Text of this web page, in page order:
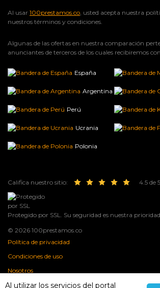
Al utilizar los servicios del portal
Al usar 100prestamos.co, usted acepta nuestra
nuestros términos y condiciones.
Algunas de las ofertas en nuestra comparación
anunciantes de terceros de los cuales recibiremos
España
Argentina
Perú
Ucrania
Polonia
Califica nuestro sitio: 4.5 de
Protegido por SSL. Su seguridad es nuestra
© 2026 100prestamos.co
Política de privacidad
Condiciones de uso
Nosotros
Contactos